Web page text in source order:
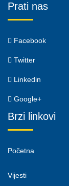
Prati nas
Facebook
Twitter
Linkedin
Google+
Brzi linkovi
Početna
Vijesti